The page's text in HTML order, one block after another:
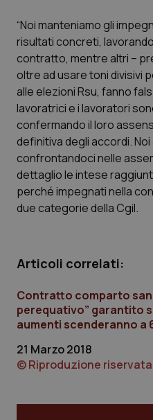
Professionisti
Abruzzo
Basilicata
Calabria
Campania
Friuli Venezia Giulia
Lazio
Lombardia
Marche
QS Pro Gold
Artrite & artrosi
Asma & BPCO
Car-T
Dermatite Atopica
Diabete &
Dolore
Donna & Salute
QS Club Newsletter
“Noi manteniamo gli
risultati concreti,
contratto, mentre altri –
oltre ad usare toni divisivi
alle elezioni Rsu, fanno
lavoratrici e i lavoratori
confermando il loro
definitiva degli accordi.
confrontandoci nelle
dettaglio le intese
perché impegnati nella
due categorie della Cgil.
Articoli correlati:
Contratto comparto
perequativo” garantito
aumenti scenderanno a
21 Marzo 2018
© Riproduzione riservata